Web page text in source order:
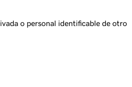
o personal identificable de otro